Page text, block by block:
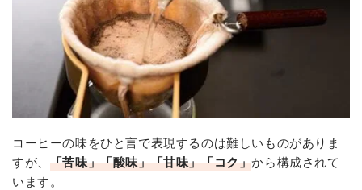
コーヒーの味をひと言で表現するのは難しいものがありま
すが、 「苦味」「酸味」「甘味」「コク」から構成されて
います。